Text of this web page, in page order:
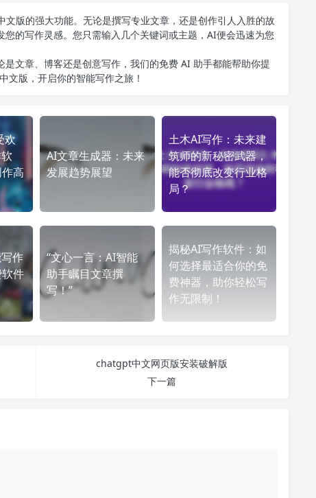
文版的强大功能。无论是撰写专业文章，还是创作引人入胜的故
的写作灵感。您只需输入几个关键词或主题，AI便会迅速为您
文章、博客还是创意写作，我们的免费 AI 助手都能帮助你提
文版 ，开启你的智能写作之旅！
欢
高
AI文章生成器：未来
发展趋势展望
土木AI写作：未来建
筑师的新秘密武器，
能否彻底改变行业格
局？
作
件
“文心一言：AI智能
助手瞩目文章撰
写！”
揭秘AI写作软件：如
何选择最适合你的免
费神器，助你轻松写
作无限制！
chatgpt中文网页版安装破解版
下一篇